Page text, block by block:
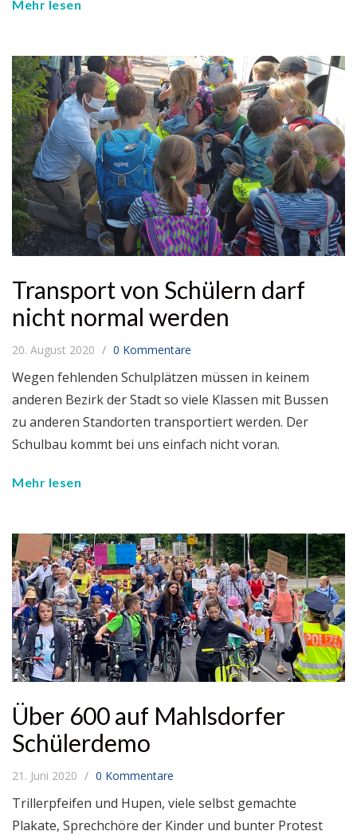
Mehr lesen
Transport von Schülern darf
nicht normal werden
20. August 2020 0 Kommentare
Wegen fehlenden Schulplätzen müssen in keinem
anderen Bezirk der Stadt so viele Klassen mit Bussen
zu anderen Standorten transportiert werden. Der
Schulbau kommt bei uns einfach nicht voran.
Mehr lesen
Über 600 auf Mahlsdorfer
Schülerdemo
21. Juni 2020 0 Kommentare
Trillerpfeifen und Hupen, viele selbst gemachte
Plakate, Sprechchöre der Kinder und bunter Protest